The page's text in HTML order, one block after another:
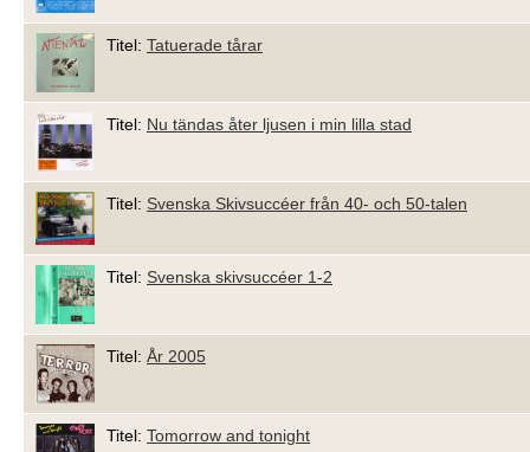
Titel: Tatuerade tårar
Titel: Nu tändas åter ljusen i min lilla stad
Titel: Svenska Skivsuccéer från 40- och 50-talen
Titel: Svenska skivsuccéer 1-2
Titel: År 2005
Titel: Tomorrow and tonight